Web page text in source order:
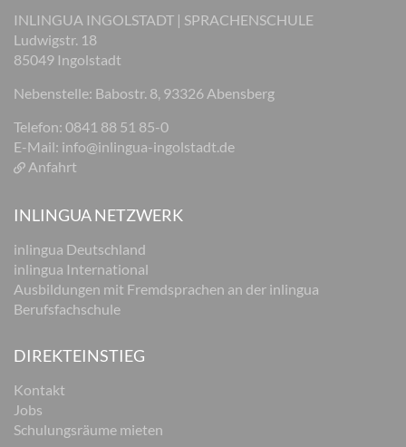
INLINGUA INGOLSTADT | SPRACHENSCHULE
Ludwigstr. 18
85049 Ingolstadt
Nebenstelle: Babostr. 8, 93326 Abensberg
Telefon: 0841 88 51 85-0
E-Mail: info@inlingua-ingolstadt.de
Anfahrt
INLINGUA NETZWERK
inlingua Deutschland
inlingua International
Ausbildungen mit Fremdsprachen an der inlingua
Berufsfachschule
DIREKTEINSTIEG
Kontakt
Jobs
Schulungsräume mieten